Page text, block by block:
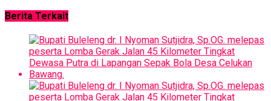
Berita Terkait